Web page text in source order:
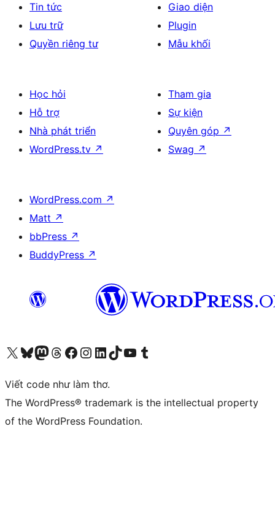
Tin tức
Lưu trữ
Quyền riêng tư
Giao diện
Plugin
Mẫu khối
Học hỏi
Hỗ trợ
Nhà phát triển
WordPress.tv ↗
Tham gia
Sự kiện
Quyên góp ↗
Swag ↗
WordPress.com ↗
Matt ↗
bbPress ↗
BuddyPress ↗
Truy cập tài khoản X (trước đây là Twitter) của chúng tôiVisit our Bluesky account
Visit our Mastodon account
Visit our Threads account
Xem trang Facebook của chúng tôiTruy cập tài khoản Instagram của chúng tôiTruy cập tài khoản LinkedIn của chúng tôiVisit our TikTok account
Truy cập kênh YouTube của chúng tôi Visit our Tumblr account
Viết code như làm thơ.
The WordPress® trademark is the intellectual property
of the WordPress Foundation.